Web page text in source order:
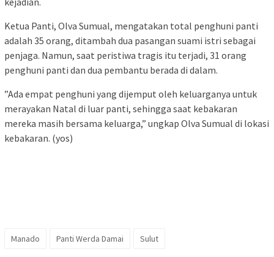
​Ketua Panti, Olva Sumual, mengatakan total penghuni panti
adalah 35 orang, ditambah dua pasangan suami istri sebagai
penjaga. Namun, saat peristiwa tragis itu terjadi, 31 orang
penghuni panti dan dua pembantu berada di dalam.
​”Ada empat penghuni yang dijemput oleh keluarganya untuk
merayakan Natal di luar panti, sehingga saat kebakaran
mereka masih bersama keluarga,” ungkap Olva Sumual di lokasi
kebakaran. (yos)
Manado Panti Werda Damai Sulut